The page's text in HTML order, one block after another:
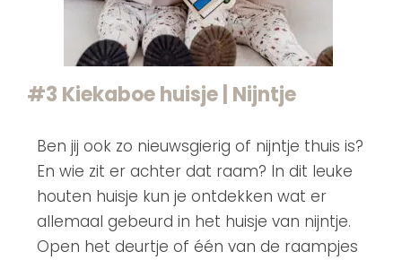
#3 Kiekaboe huisje | Nijntje
Ben jij ook zo nieuwsgierig of nijntje thuis is?
En wie zit er achter dat raam? In dit leuke
houten huisje kun je ontdekken wat er
allemaal gebeurd in het huisje van nijntje.
Open het deurtje of één van de raampjes